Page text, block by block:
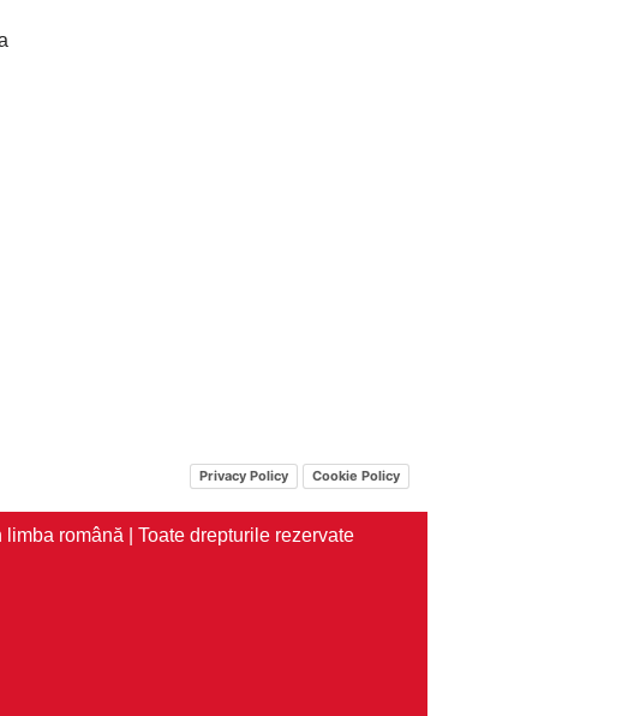
Privacy Policy Cookie Policy
română | Toate drepturile rezervate